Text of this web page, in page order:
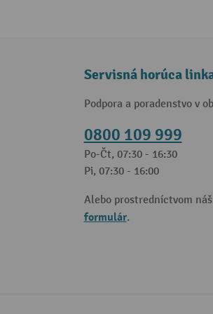
Servisná horúca
Podpora a poradenstvo v
0800 109 999
Po-Čt, 07:30 - 16:30
Pi, 07:30 - 16:00
Alebo prostredníctvom
formulár.